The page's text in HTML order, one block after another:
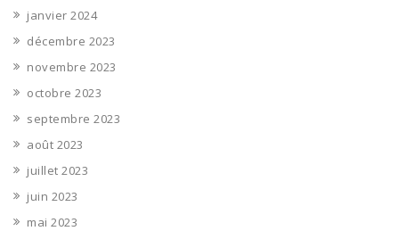
janvier 2024
décembre 2023
novembre 2023
octobre 2023
septembre 2023
août 2023
juillet 2023
juin 2023
mai 2023